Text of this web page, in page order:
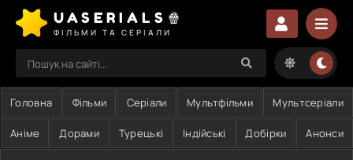
UASERIALS🍿
ФІЛЬМИ ТА СЕРІАЛИ
Головна Фільми Серіали Мультфільми Мультсеріали
Аніме Дорами Турецькі Індійські Добірки Анонси